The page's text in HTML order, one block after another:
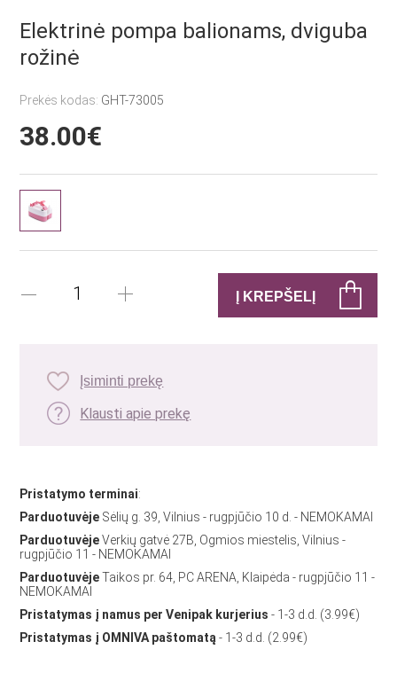
Elektrinė pompa balionams, dviguba
rožinė
Prekės kodas: GHT-73005
38.00€
Įsiminti prekę
Klausti apie prekę
Pristatymo terminai:
Parduotuvėje Sėlių g. 39, Vilnius - rugpjūčio 10 d. - NEMOKAMAI
ParduotuvėjeVerkių gatvė 27B, Ogmios miestelis, Vilnius -
rugpjūčio 11 - NEMOKAMAI
ParduotuvėjeTaikos pr. 64, PC ARENA, Klaipėda - rugpjūčio 11 -
NEMOKAMAI
Pristatymas į namus per Venipak kurjerius - 1-3 d.d. (3.99€)
Pristatymas į OMNIVA paštomatą- 1-3 d.d. (2.99€)